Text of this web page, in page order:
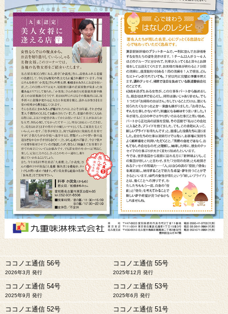
ココノエ通信 56号
2026年3月 発行
ココノエ通信 55号
2025年12月 発行
ココノエ通信 54号
2025年9月 発行
ココノエ通信 53号
2025年6月 発行
ココノエ通信 52号 ココノエ通信 51号